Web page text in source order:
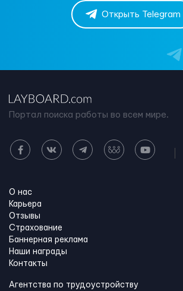
Открыть Telegram
Портал поиска работы во всем мире.
О нас
Карьера
Отзывы
Страхование
Баннерная реклама
Наши награды
Контакты
Агентства по трудоустройству